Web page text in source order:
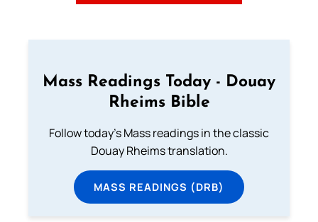
Mass Readings Today - Douay
Rheims Bible
Follow today's Mass readings in the classic
Douay Rheims translation.
MASS READINGS (DRB)